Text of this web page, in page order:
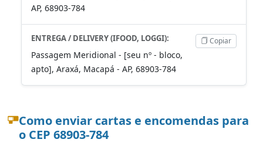
AP, 68903-784
ENTREGA / DELIVERY (IFOOD, LOGGI):
Passagem Meridional - [seu nº - bloco,
apto], Araxá, Macapá - AP, 68903-784
Copiar
Como enviar cartas e encomendas para
o CEP 68903-784